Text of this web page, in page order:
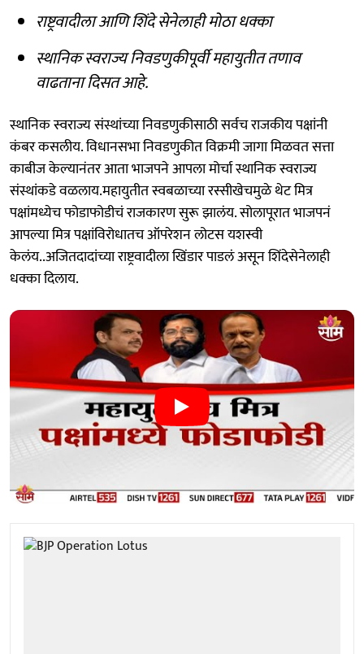
राष्ट्रवादीला आणि शिंदे सेनेलाही मोठा धक्का
स्थानिक स्वराज्य निवडणुकीपूर्वी महायुतीत तणाव
वाढताना दिसत आहे.
स्थानिक स्वराज्य संस्थांच्या निवडणुकीसाठी सर्वच राजकीय पक्षांनी
कंबर कसलीय. विधानसभा निवडणुकीत विक्रमी जागा मिळवत सत्ता
काबीज केल्यानंतर आता भाजपने आपला मोर्चा स्थानिक स्वराज्य
संस्थांकडे वळलाय.महायुतीत स्वबळाच्या रस्सीखेचमुळे थेट मित्र
पक्षांमध्येच फोडाफोडीचं राजकारण सुरू झालंय. सोलापूरात भाजपनं
आपल्या मित्र पक्षांविरोधातच ऑपरेशन लोटस यशस्वी
केलंय..अजितदादांच्या राष्ट्रवादीला खिंडार पाडलं असून शिंदेसेनेलाही
धक्का दिलाय.